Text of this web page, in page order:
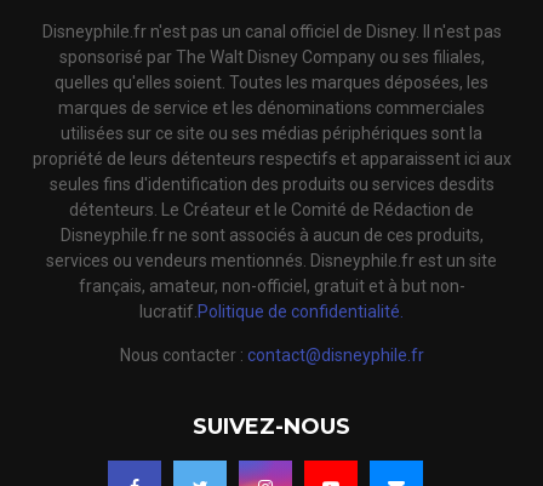
Disneyphile.fr n'est pas un canal officiel de Disney. Il n'est pas
sponsorisé par The Walt Disney Company ou ses filiales,
quelles qu'elles soient. Toutes les marques déposées, les
marques de service et les dénominations commerciales
utilisées sur ce site ou ses médias périphériques sont la
propriété de leurs détenteurs respectifs et apparaissent ici aux
seules fins d'identification des produits ou services desdits
détenteurs. Le Créateur et le Comité de Rédaction de
Disneyphile.fr ne sont associés à aucun de ces produits,
services ou vendeurs mentionnés. Disneyphile.fr est un site
français, amateur, non-officiel, gratuit et à but non-
lucratif. Politique de confidentialité.
Nous contacter : contact@disneyphile.fr
SUIVEZ-NOUS